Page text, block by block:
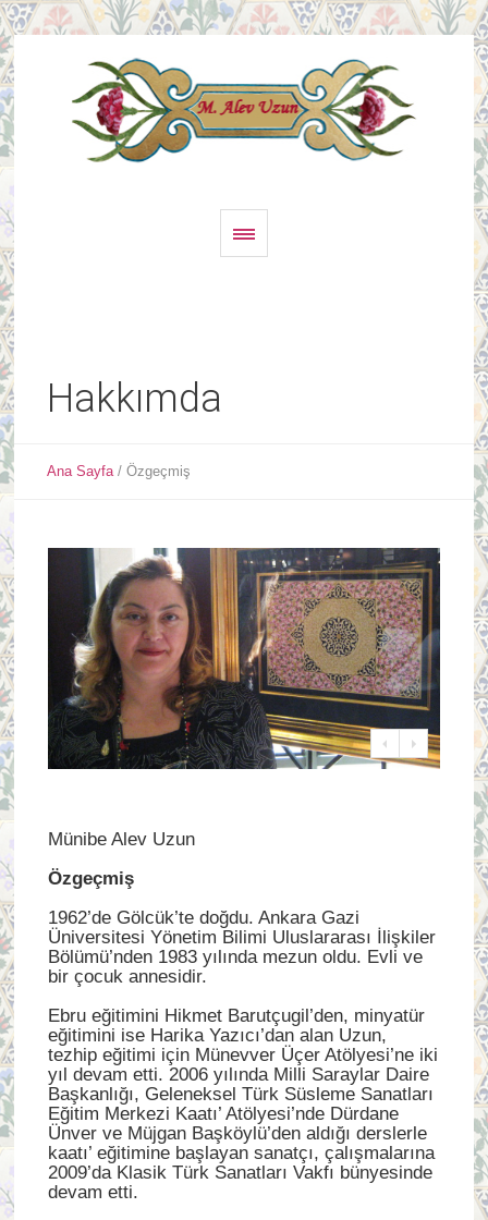
Hakkımda
Ana Sayfa / Özgeçmiş
Münibe Alev Uzun
Özgeçmiş
1962’de Gölcük’te doğdu. Ankara Gazi
Üniversitesi Yönetim Bilimi Uluslararası İlişkiler
Bölümü’nden 1983 yılında mezun oldu. Evli ve
bir çocuk annesidir.
Ebru eğitimini Hikmet Barutçugil’den, minyatür
eğitimini ise Harika Yazıcı’dan alan Uzun,
tezhip eğitimi için Münevver Üçer Atölyesi’ne iki
yıl devam etti. 2006 yılında Milli Saraylar Daire
Başkanlığı, Geleneksel Türk Süsleme Sanatları
Eğitim Merkezi Kaatı’ Atölyesi’nde Dürdane
Ünver ve Müjgan Başköylü’den aldığı derslerle
kaatı’ eğitimine başlayan sanatçı, çalışmalarına
2009’da Klasik Türk Sanatları Vakfı bünyesinde
devam etti.